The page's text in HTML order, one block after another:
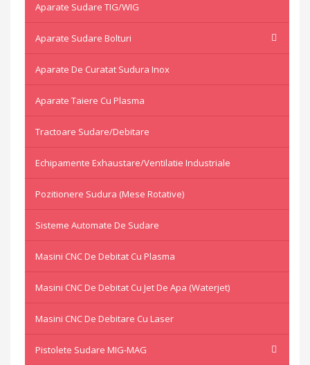
Aparate Sudare TIG/WIG
Aparate Sudare Bolturi
Aparate De Curatat Sudura Inox
Aparate Taiere Cu Plasma
Tractoare Sudare/Debitare
Echipamente Exhaustare/Ventilatie Industriale
Pozitionere Sudura (mese Rotative)
Sisteme Automate De Sudare
Masini CNC De Debitat Cu Plasma
Masini CNC De Debitat Cu Jet De Apa (waterjet)
Masini CNC De Debitare Cu Laser
Pistolete Sudare MIG-MAG